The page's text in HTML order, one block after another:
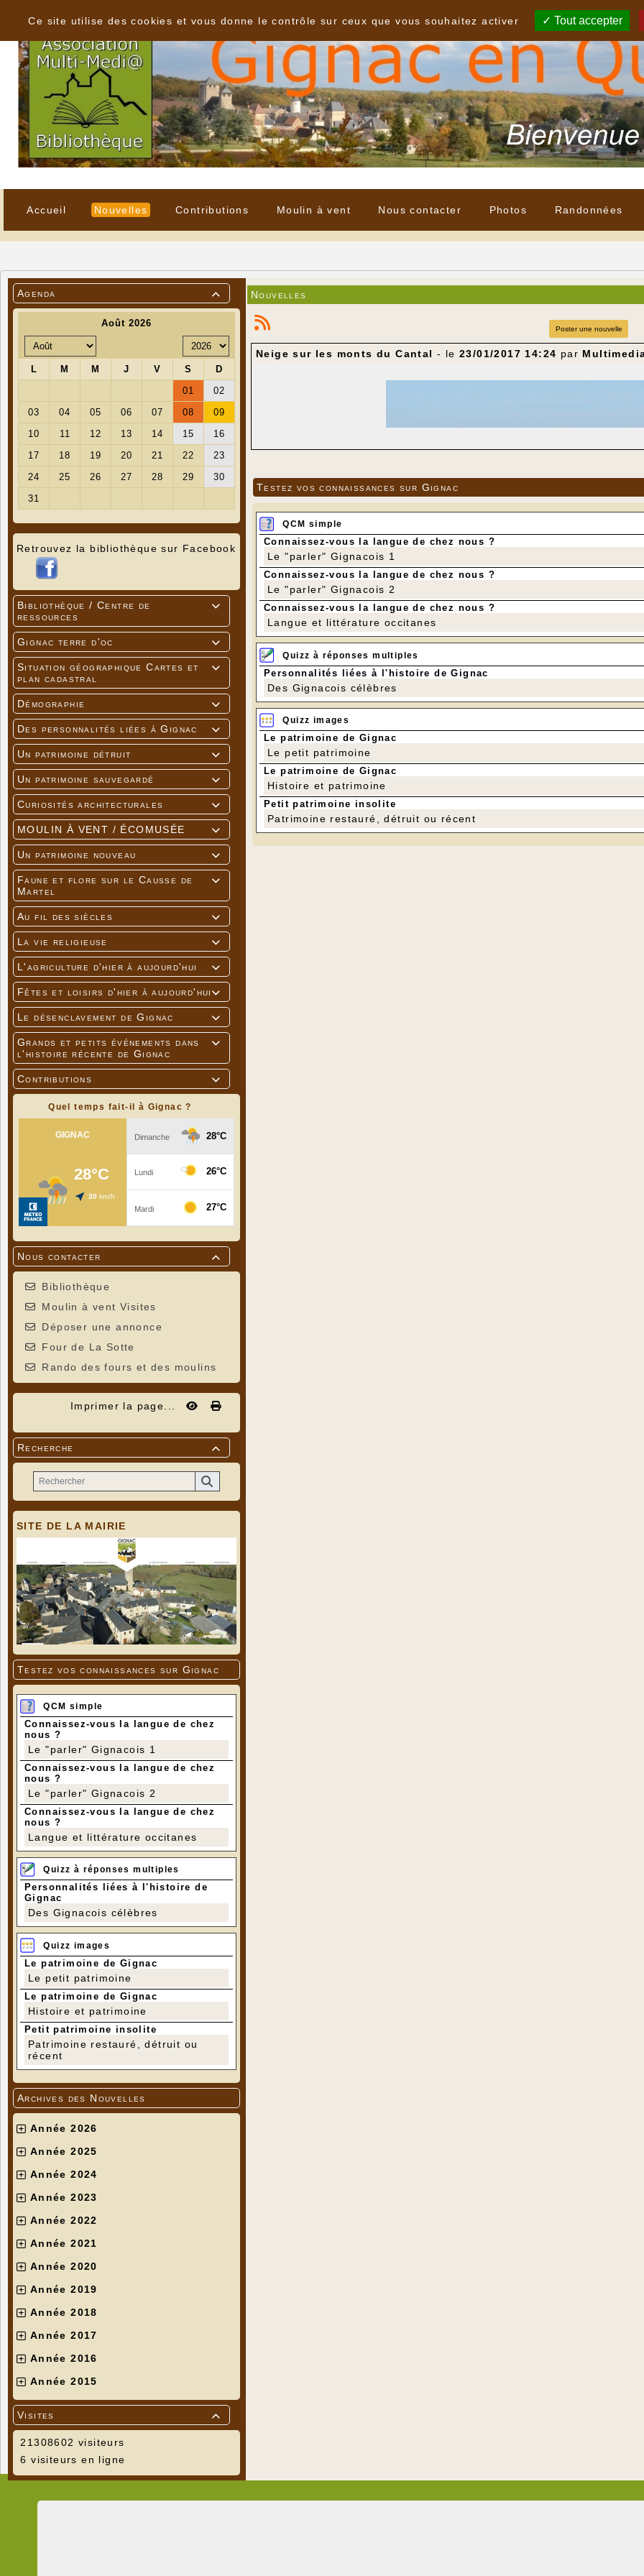
Accueil Nouvelles Contributions Moulin à vent Nous contacter Photos Randonnées

Agenda
Retrouvez la bibliothèque sur Facebook

Bibliothèque / Centre de
ressources

Gignac terre d'oc

Situation géographique Cartes et
plan cadastral

Démographie

Des personnalités liées à Gignac

Un patrimoine détruit

Un patrimoine sauvegardé

Curiosités architecturales

MOULIN À VENT / ÉCOMUSÉE

Un patrimoine nouveau

Faune et flore sur le Causse de
Martel

Au fil des siècles

La vie religieuse

L'agriculture d'hier à aujourd'hui

Fêtes et loisirs d'hier à aujourd'hui

Le désenclavement de Gignac

Grands et petits événements dans
l'histoire récente de Gignac

Contributions
Quel temps fait-il à Gignac ?

Nous contacter
Bibliothèque
Moulin à vent Visites
Déposer une annonce
Four de La Sotte
Rando des fours et des moulins
Imprimer la page...

Recherche
SITE DE LA MAIRIE
Testez vos connaissances sur Gignac
QCM simple
Connaissez-vous la langue de chez
nous ?
Le "parler" Gignacois 1
Connaissez-vous la langue de chez
nous ?
Le "parler" Gignacois 2
Connaissez-vous la langue de chez
nous ?
Langue et littérature occitanes
Quizz à réponses multiples
Personnalités liées à l'histoire de
Gignac
Des Gignacois célèbres
Quizz images
Le patrimoine de Gignac
Le petit patrimoine
Le patrimoine de Gignac
Histoire et patrimoine
Petit patrimoine insolite
Patrimoine restauré, détruit ou
récent
Archives des Nouvelles
Année 2026
Année 2025
Année 2024
Année 2023
Année 2022
Année 2021
Année 2020
Année 2019
Année 2018
Année 2017
Année 2016
Année 2015

Visites
21308602 visiteurs
6 visiteurs en ligne
Nouvelles
Poster une nouvelle
Neige sur les monts du Cantal - le23/01/2017 14:24 par
Monts du Cantal vus de Saint-Bonnet
Testez vos connaissances sur Gignac
QCM simple
Connaissez-vous la langue de chez nous ?
Le "parler" Gignacois 1
Connaissez-vous la langue de chez nous ?
Le "parler" Gignacois 2
Connaissez-vous la langue de chez nous ?
Langue et littérature occitanes
Quizz à réponses multiples
Personnalités liées à l'histoire de Gignac
Des Gignacois célèbres
Quizz images
Le patrimoine de Gignac
Le petit patrimoine
Le patrimoine de Gignac
Histoire et patrimoine
Petit patrimoine insolite
Patrimoine restauré, détruit ou récent
Ce site utilise des cookies et vous donne le contrôle sur ceux que vous souhaitez activer
Tout accepter